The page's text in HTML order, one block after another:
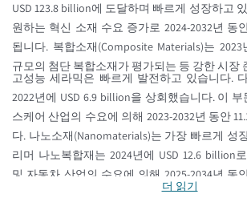
USD 123.8 billion에 도달하며 빠르게 성장하고
원하는 혁신 소재 수요 증가로 2024-2032년 동
됩니다. 복합소재(Composite Materials)는 2023
규모의 첨단 복합소재가 평가되는 등 강한 시장
고성능 세라믹은 빠르게 발전하고 있습니다.
2022년에 USD 6.9 billion을 상회했습니다. 이
스케어 산업의 수요에 의해 2023-2032년 동안
다. 나노소재(Nanomaterials)는 가장 빠르게 성
리머 나노복합재는 2024년에 USD 12.6 billion
및 자동차 산업의 수요에 의해 2025-2034년 동
더 읽기